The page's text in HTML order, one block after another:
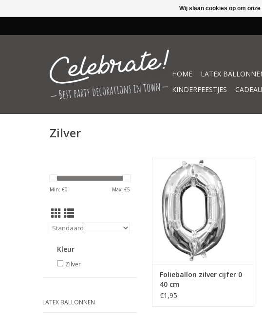
HOME LATEX
KINDERFEESTJES
Zilver
Min: €0 Max: €5
Kleur
Zilver
LATEX BALLONNEN
Folieballon zilver cijfer 0 40 cm
TOEVOEGEN AAN WINKELWAGEN
Folieballon zilver cijfer 0
40 cm
€1,95
Wij slaan cookies op om